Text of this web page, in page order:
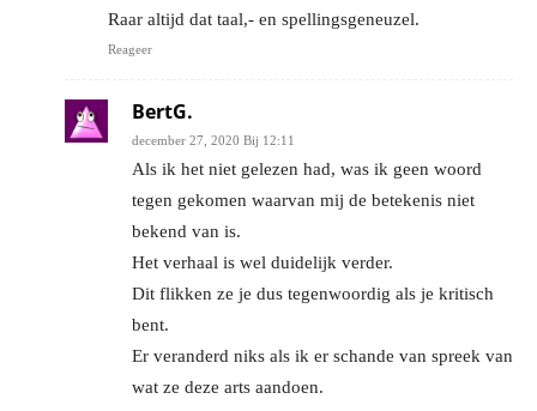
Raar altijd dat taal,- en spellingsgeneuzel.
Reageer
BertG.
december 27, 2020 Bij 12:11
Als ik het niet gelezen had, was ik geen woord
tegen gekomen waarvan mij de betekenis niet
bekend van is.
Het verhaal is wel duidelijk verder.
Dit flikken ze je dus tegenwoordig als je kritisch
bent.
Er veranderd niks als ik er schande van spreek van
wat ze deze arts aandoen.